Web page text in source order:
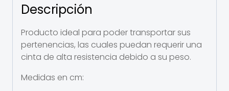
Descripción
Producto ideal para poder transportar sus
pertenencias, las cuales puedan requerir una
cinta de alta resistencia debido a su peso.
Medidas en cm: